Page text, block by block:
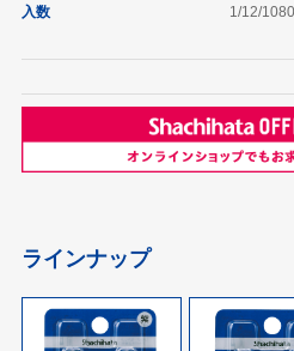
入数
1/12/1080
ラインナップ